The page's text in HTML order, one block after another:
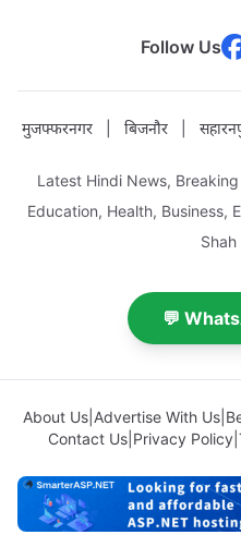
Follow Us
मुजफ्फरनगर बिजनौर
Latest Hindi News,
Education, Health, Business,
Shah
💬
About Us| Advertise With Us|
Contact Us Privacy Policy